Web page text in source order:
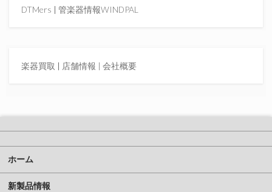
DTMers 管楽器情報WINDPAL
楽器買取 店舗情報 | 会社概要
ホーム
新製品情報